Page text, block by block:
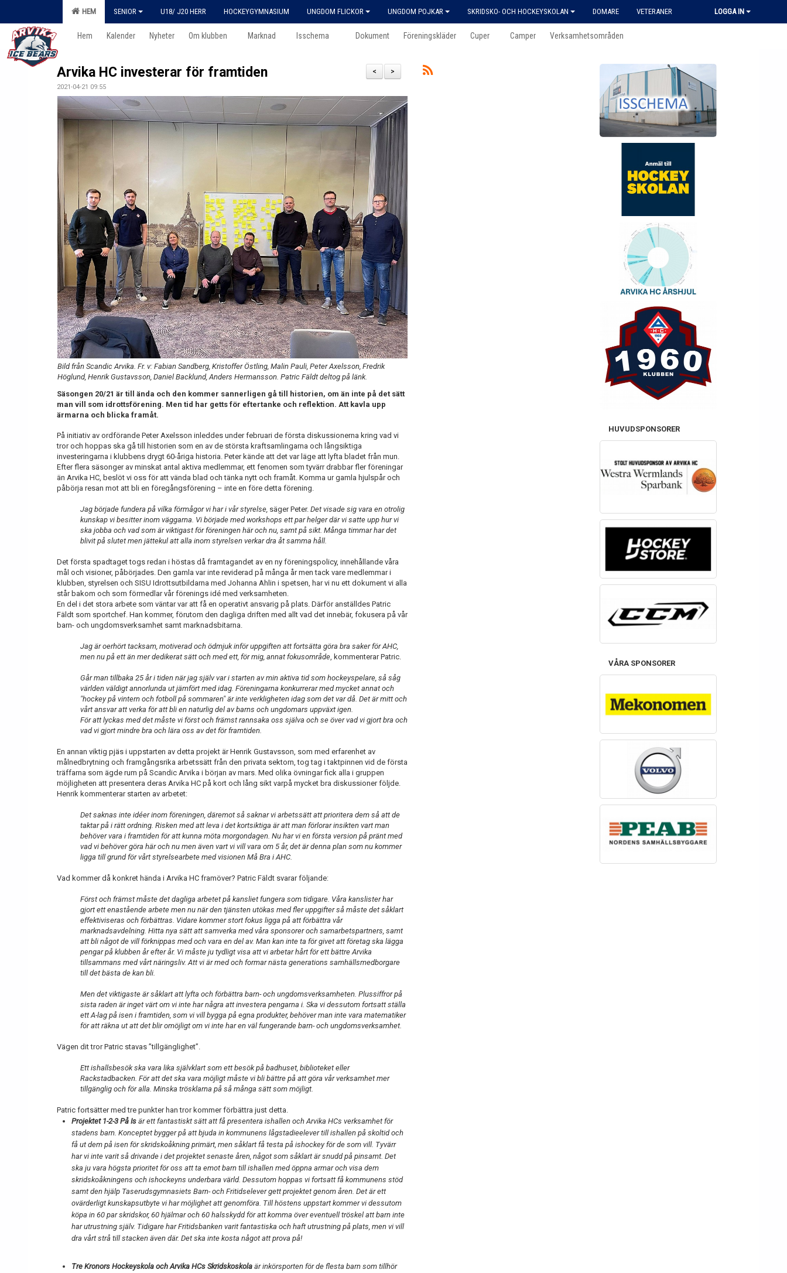
HEM SENIOR U18/ J20 HERR HOCKEYGYMNASIUM UNGDOM FLICKOR UNGDOM POJKAR SKRIDSKO- OCH HOCKEYSKOLAN DOMARE VETERANER LOGGA IN
Hem Kalender Nyheter Om klubben Marknad Isschema Dokument Föreningskläder Cuper Camper Verksamhetsområden
>
<
Arvika HC investerar för framtiden
2021-04-21 09:55
Bild från Scandic Arvika. Fr. v: Fabian Sandberg, Kristoffer Östling, Malin Pauli, Peter Axelsson, Fredrik
Höglund, Henrik Gustavsson, Daniel Backlund, Anders Hermansson. Patric Fäldt deltog på länk.
Säsongen 20/21 är till ända och den kommer sannerligen gå till historien, om än inte på det sätt
man vill som idrottsförening. Men tid har getts för eftertanke och reflektion. Att kavla upp
ärmarna och blicka framåt.
På initiativ av ordförande Peter Axelsson inleddes under februari de första diskussionerna kring vad vi
tror och hoppas ska gå till historien som en av de största kraftsamlingarna och långsiktiga
investeringarna i klubbens drygt 60-åriga historia. Peter kände att det var läge att lyfta bladet från mun.
Efter flera säsonger av minskat antal aktiva medlemmar, ett fenomen som tyvärr drabbar fler föreningar
än Arvika HC, beslöt vi oss för att vända blad och tänka nytt och framåt. Komma ur gamla hjulspår och
påbörja resan mot att bli en föregångsförening – inte en före detta förening.
Jag började fundera på vilka förmågor vi har i vår styrelse, säger Peter. Det visade sig vara en otrolig
kunskap vi besitter inom väggarna. Vi började med workshops ett par helger där vi satte upp hur vi
ska jobba och vad som är viktigast för föreningen här och nu, samt på sikt. Många timmar har det
blivit på slutet men jättekul att alla inom styrelsen verkar dra åt samma håll.
Det första spadtaget togs redan i höstas då framtagandet av en ny föreningspolicy, innehållande våra
mål och visioner, påbörjades. Den gamla var inte reviderad på många år men tack vare medlemmar i
klubben, styrelsen och SISU Idrottsutbildarna med Johanna Ahlin i spetsen, har vi nu ett dokument vi alla
står bakom och som förmedlar vår förenings idé med verksamheten.
En del i det stora arbete som väntar var att få en operativt ansvarig på plats. Därför anställdes Patric
Fäldt som sportchef. Han kommer, förutom den dagliga driften med allt vad det innebär, fokusera på vår
barn- och ungdomsverksamhet samt marknadsbitarna.
Jag är oerhört tacksam, motiverad och ödmjuk inför uppgiften att fortsätta göra bra saker för AHC,
men nu på ett än mer dedikerat sätt och med ett, för mig, annat fokusområde, kommenterar Patric.
Går man tillbaka 25 år i tiden när jag själv var i starten av min aktiva tid som hockeyspelare, så såg
världen väldigt annorlunda ut jämfört med idag. Föreningarna konkurrerar med mycket annat och
"hockey på vintern och fotboll på sommaren" är inte verkligheten idag som det var då. Det är mitt och
vårt ansvar att verka för att bli en naturlig del av barns och ungdomars uppväxt igen.
För att lyckas med det måste vi först och främst rannsaka oss själva och se över vad vi gjort bra och
vad vi gjort mindre bra och lära oss av det för framtiden.
En annan viktig pjäs i uppstarten av detta projekt är Henrik Gustavsson, som med erfarenhet av
målnedbrytning och framgångsrika arbetssätt från den privata sektorn, tog tag i taktpinnen vid de första
träffarna som ägde rum på Scandic Arvika i början av mars. Med olika övningar fick alla i gruppen
möjligheten att presentera deras Arvika HC på kort och lång sikt varpå mycket bra diskussioner följde.
Henrik kommenterar starten av arbetet:
Det saknas inte idéer inom föreningen, däremot så saknar vi arbetssätt att prioritera dem så att de
taktar på i rätt ordning. Risken med att leva i det kortsiktiga är att man förlorar insikten vart man
behöver vara i framtiden för att kunna möta morgondagen. Nu har vi en första version på pränt med
vad vi behöver göra här och nu men även vart vi vill vara om 5 år, det är denna plan som nu kommer
ligga till grund för vårt styrelsearbete med visionen Må Bra i AHC.
Vad kommer då konkret hända i Arvika HC framöver? Patric Fäldt svarar följande:
Först och främst måste det dagliga arbetet på kansliet fungera som tidigare. Våra kanslister har
gjort ett enastående arbete men nu när den tjänsten utökas med fler uppgifter så måste det såklart
effektiviseras och förbättras. Vidare kommer stort fokus ligga på att förbättra vår
marknadsavdelning. Hitta nya sätt att samverka med våra sponsorer och samarbetspartners, samt
att bli något de vill förknippas med och vara en del av. Man kan inte ta för givet att företag ska lägga
pengar på klubben år efter år. Vi måste ju tydligt visa att vi arbetar hårt för ett bättre Arvika
tillsammans med vårt näringsliv. Att vi är med och formar nästa generations samhällsmedborgare
till det bästa de kan bli.
Men det viktigaste är såklart att lyfta och förbättra barn- och ungdomsverksamheten. Plussiffror på
sista raden är inget värt om vi inte har några att investera pengarna i. Ska vi dessutom fortsatt ställa
ett A-lag på isen i framtiden, som vi vill bygga på egna produkter, behöver man inte vara matematiker
för att räkna ut att det blir omöjligt om vi inte har en väl fungerande barn- och ungdomsverksamhet.
Vägen dit tror Patric stavas ”tillgänglighet”.
Ett ishallsbesök ska vara lika självklart som ett besök på badhuset, biblioteket eller
Rackstadbacken. För att det ska vara möjligt måste vi bli bättre på att göra vår verksamhet mer
tillgänglig och för alla. Minska trösklarna på så många sätt som möjligt.
Patric fortsätter med tre punkter han tror kommer förbättra just detta.
Projektet 1-2-3 På Is är ett fantastiskt sätt att få presentera ishallen och Arvika HCs verksamhet för
stadens barn. Konceptet bygger på att bjuda in kommunens lågstadieelever till ishallen på skoltid och
få ut dem på isen för skridskoåkning primärt, men såklart få testa på ishockey för de som vill. Tyvärr
har vi inte varit så drivande i det projektet senaste åren, något som såklart är snudd på pinsamt. Det
ska ju vara högsta prioritet för oss att ta emot barn till ishallen med öppna armar och visa dem
skridskoåkningens och ishockeyns underbara värld. Dessutom hoppas vi fortsatt få kommunens stöd
samt den hjälp Taserudsgymnasiets Barn- och Fritidselever gett projektet genom åren. Det är ett
ovärderligt kunskapsutbyte vi har möjlighet att genomföra. Till höstens uppstart kommer vi dessutom
köpa in 60 par skridskor, 60 hjälmar och 60 halsskydd för att komma över eventuell tröskel att barn inte
har utrustning själv. Tidigare har Fritidsbanken varit fantastiska och haft utrustning på plats, men vi vill
dra vårt strå till stacken även där. Det ska inte kosta något att prova på!
Tre Kronors Hockeyskola och Arvika HCs Skridskoskola är inkörsporten för de flesta barn som tillhör
HUVUDSPONSORER
VÅRA SPONSORER